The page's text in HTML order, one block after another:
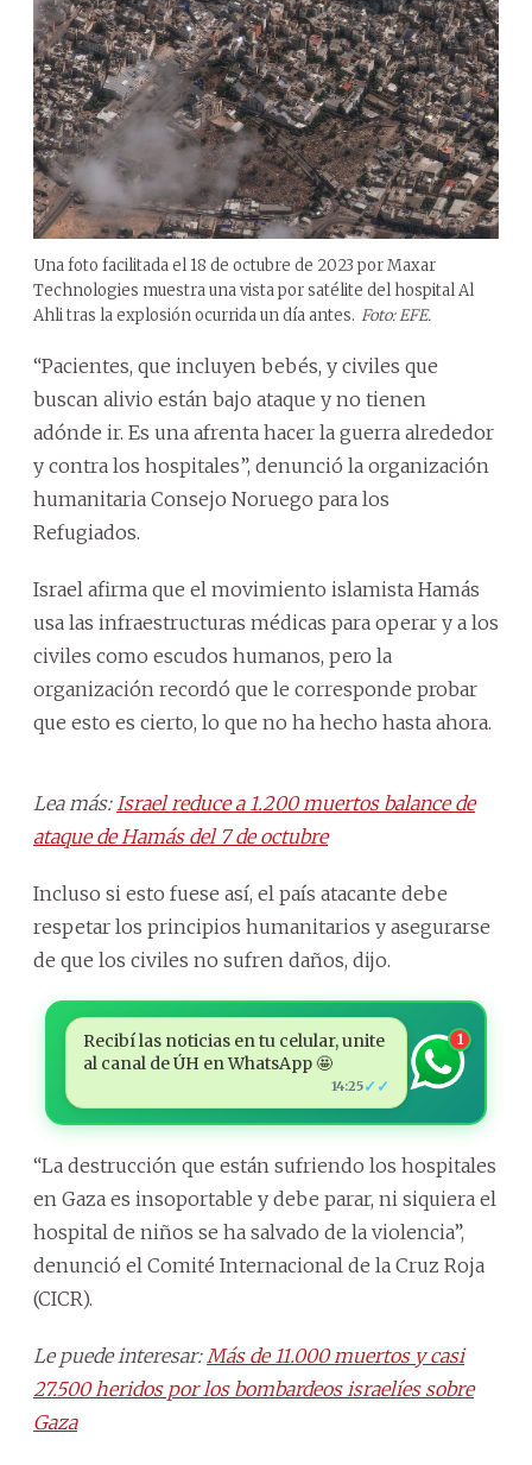
Una foto facilitada el 18 de octubre de 2023 por Maxar
Technologies muestra una vista por satélite del hospital Al
Ahli tras la explosión ocurrida un día antes. Foto: EFE.
“Pacientes, que incluyen bebés, y civiles que
buscan alivio están bajo ataque y no tienen
adónde ir. Es una afrenta hacer la guerra alrededor
y contra los hospitales”, denunció la organización
humanitaria Consejo Noruego para los
Refugiados.
Israel afirma que el movimiento islamista Hamás
usa las infraestructuras médicas para operar y a los
civiles como escudos humanos, pero la
organización recordó que le corresponde probar
que esto es cierto, lo que no ha hecho hasta ahora.
Lea más: Israel reduce a 1.200 muertos balance de
ataque de Hamás del 7 de octubre
Incluso si esto fuese así, el país atacante debe
respetar los principios humanitarios y asegurarse
de que los civiles no sufren daños, dijo.
Recibí las noticias en tu celular, unite
al canal de ÚH en WhatsApp 🤩
14:25✓✓
1
“La destrucción que están sufriendo los hospitales
en Gaza es insoportable y debe parar, ni siquiera el
hospital de niños se ha salvado de la violencia”,
denunció el Comité Internacional de la Cruz Roja
(CICR).
Le puede interesar: Más de 11.000 muertos y casi
27.500 heridos por los bombardeos israelíes sobre
Gaza